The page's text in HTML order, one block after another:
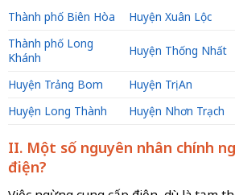
Thành phố Biên Hòa Huyện Xuân Lộc
Thành phố Long
Khánh
Huyện Thống Nhất
Huyện Trảng Bom Huyện Trị An
Huyện Long Thành
Huyện Nhơn Trạch
II. Một số nguyên nhân chính
điện?